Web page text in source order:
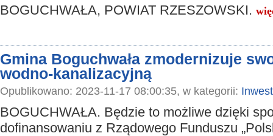
BOGUCHWAŁA, POWIAT RZESZOWSKI.
Gmina Boguchwała zmodernizuje
wodno-kanalizacyjną
Opublikowano: 2023-11-17 08:00:35, w kategorii:
BOGUCHWAŁA. Będzie to możliwe dzięki
dofinansowaniu z Rządowego Funduszu